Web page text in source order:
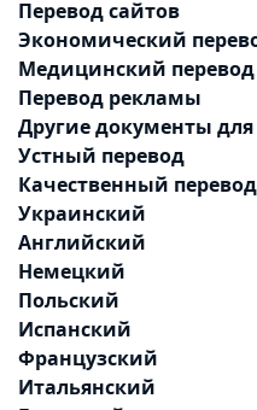
Перевод сайтов
Экономический
Медицинский перевод
Перевод рекламы
Другие документы для
Устный перевод
Качественный
Украинский
Английский
Немецкий
Польский
Испанский
Французский
Итальянский